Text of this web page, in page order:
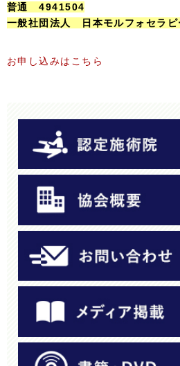
普通 4941504
一般社団法人 日本モルフォセラピ
お申し込みはこちら